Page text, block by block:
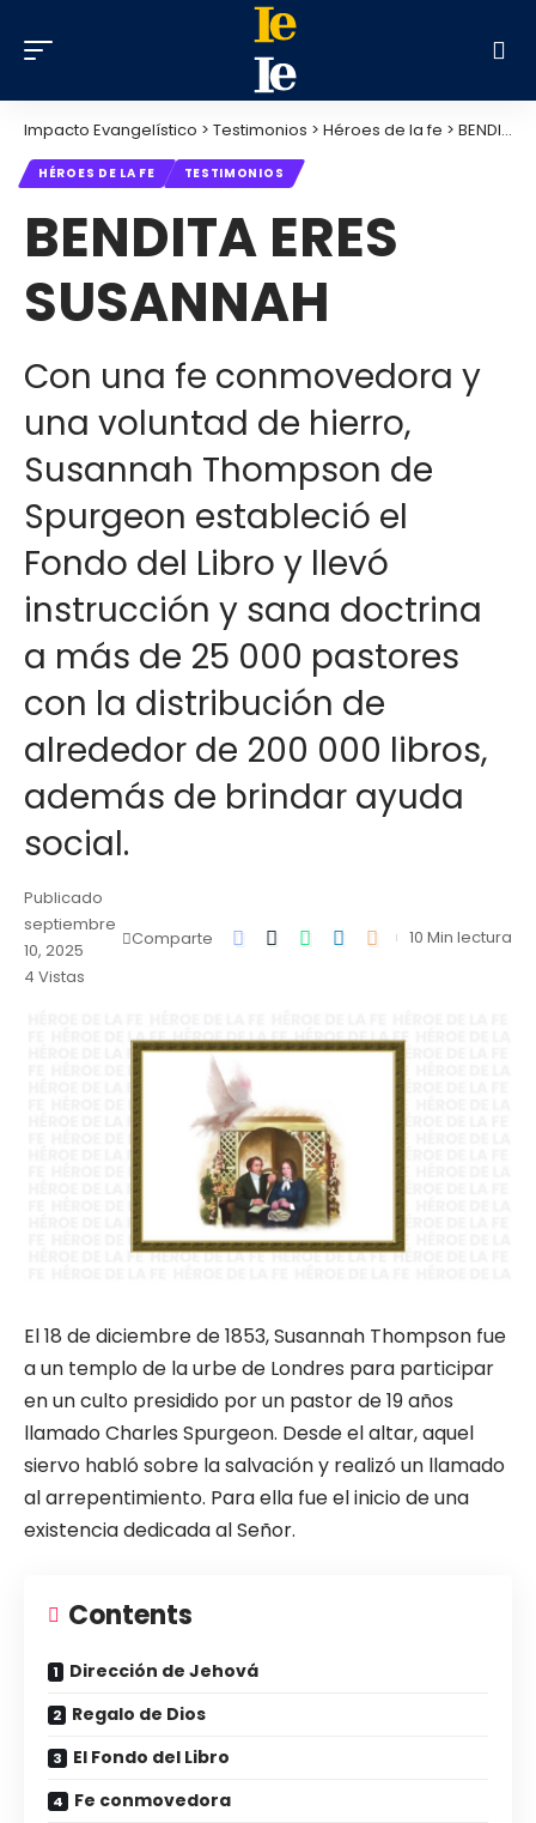
Impacto Evangelístico > Testimonios > Héroes de la fe > BENDITA ERES SUSANNAH
HÉROES DE LA FE TESTIMONIOS
BENDITA ERES
SUSANNAH
Con una fe conmovedora y
una voluntad de hierro,
Susannah Thompson de
Spurgeon estableció el
Fondo del Libro y llevó
instrucción y sana doctrina
a más de 25 000 pastores
con la distribución de
alrededor de 200 000 libros,
además de brindar ayuda
social.
Publicado
septiembre
10, 2025
4 Vistas
Comparte 10 Min lectura
El 18 de diciembre de 1853, Susannah Thompson fue
a un templo de la urbe de Londres para participar
en un culto presidido por un pastor de 19 años
llamado Charles Spurgeon. Desde el altar, aquel
siervo habló sobre la salvación y realizó un llamado
al arrepentimiento. Para ella fue el inicio de una
existencia dedicada al Señor.
Contents
Dirección de Jehová
Regalo de Dios
El Fondo del Libro
Fe conmovedora